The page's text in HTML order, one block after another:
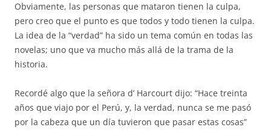
Obviamente, las personas que mataron tienen la culpa,
pero creo que el punto es que todos y todo tienen la culpa.
La idea de la “verdad” ha sido un tema común en todas las
novelas; uno que va mucho más allá de la trama de la
historia.
Recordé algo que la señora d’ Harcourt dijo: “Hace treinta
años que viajo por el Perú, y, la verdad, nunca se me pasó
por la cabeza que un día tuvieron que pasar estas cosas”